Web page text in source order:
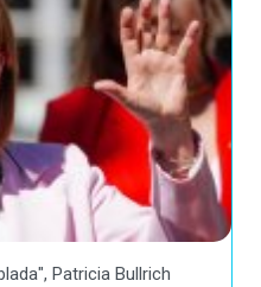
Patricia Bullrich